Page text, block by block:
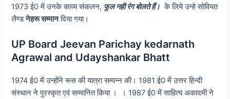
1973 ई0 में उनके काव्य संकलन, फूल नही रंग बोलते हैं। के लिये उन्हे सोवियत
लैण्डनेहरू सम्मानदिया गया।
UP Board Jeevan Parichay kedarnath
Agrawal and Udayshankar Bhatt
1974 ई0 में उन्होंने रूस की यात्रा सम्पन्न की। 1981 ई0 में उत्तर हिन्दी
संस्थान ने पुरस्कृत एवं सम्मानित किया । । 1987 ई0 में साहित्य अकादमी ने